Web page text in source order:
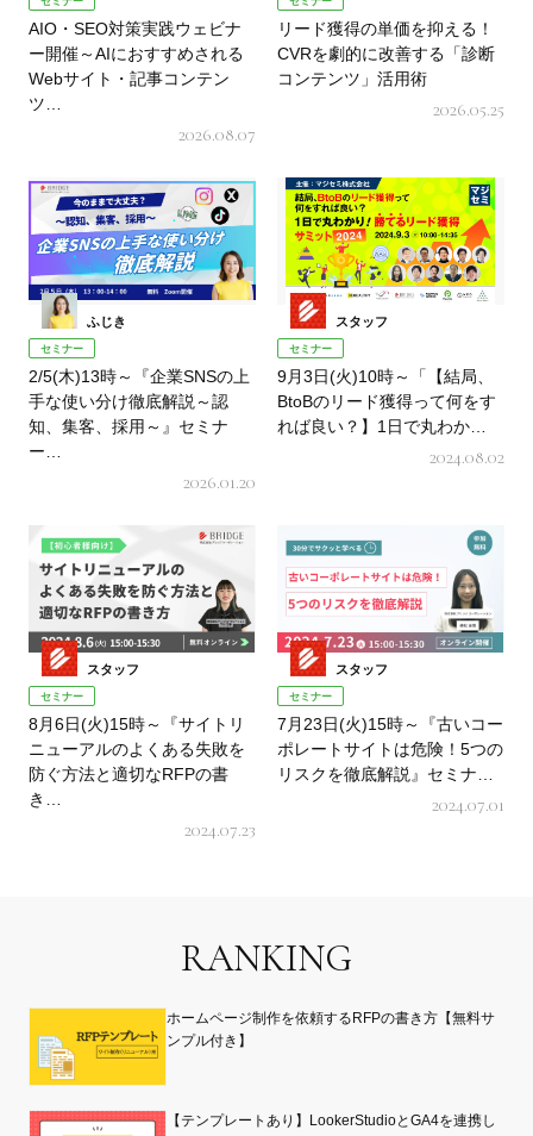
AIO・SEO対策実践ウェビナ
ー開催～AIにおすすめされる
Webサイト・記事コンテン
ツ…
2026.08.07
リード獲得の単価を抑える！
CVRを劇的に改善する「診断
コンテンツ」活用術
2026.05.25
ふじき
セミナー
2/5(木)13時～『企業SNSの上
手な使い分け徹底解説～認
知、集客、採用～』セミナ
ー…
2026.01.20
スタッフ
セミナー
9月3日(火)10時～「【結局、
BtoBのリード獲得って何をす
れば良い？】1日で丸わか…
2024.08.02
スタッフ
セミナー
8月6日(火)15時～『サイトリ
ニューアルのよくある失敗を
防ぐ方法と適切なRFPの書
き…
2024.07.23
スタッフ
セミナー
7月23日(火)15時～『古いコー
ポレートサイトは危険！5つの
リスクを徹底解説』セミナ…
2024.07.01
RANKING
ホームページ制作を依頼するRFPの書き方【無料サ
ンプル付き】
【テンプレートあり】LookerStudioとGA4を連携し